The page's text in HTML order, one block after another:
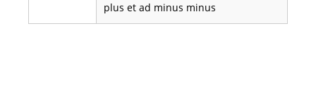
plus et ad minus minus